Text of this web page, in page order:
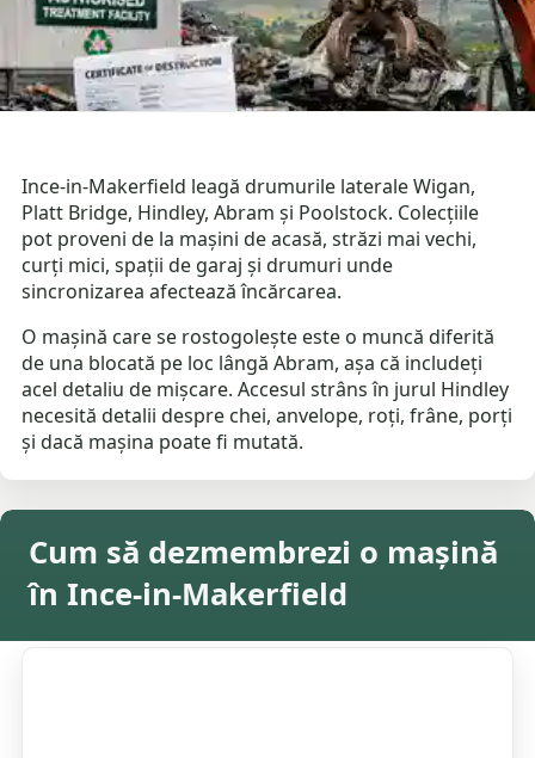
Ince-in-Makerfield leagă drumurile laterale Wigan,
Platt Bridge, Hindley, Abram și Poolstock. Colecțiile
pot proveni de la mașini de acasă, străzi mai vechi,
curți mici, spații de garaj și drumuri unde
sincronizarea afectează încărcarea.
O mașină care se rostogolește este o muncă diferită
de una blocată pe loc lângă Abram, așa că includeți
acel detaliu de mișcare. Accesul strâns în jurul Hindley
necesită detalii despre chei, anvelope, roți, frâne, porți
și dacă mașina poate fi mutată.
Cum să dezmembrezi o mașină
în Ince-in-Makerfield